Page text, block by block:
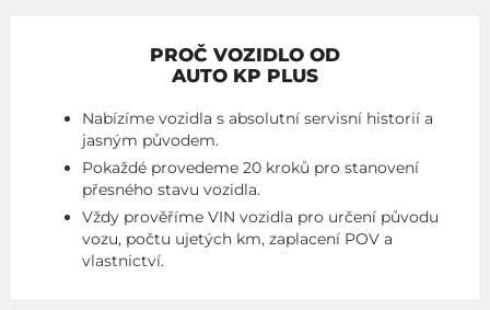
PROČ VOZIDLO OD
AUTO KP PLUS
Nabízíme vozidla s absolutní servisní historií a
jasným původem.
Pokaždé provedeme 20 kroků pro stanovení
přesného stavu vozidla.
Vždy prověříme VIN vozidla pro určení původu
vozu, počtu ujetých km, zaplacení POV a
vlastnictví.